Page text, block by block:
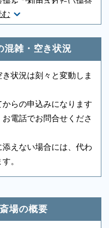
-
- 宗教者控室 -
- 貸布団
- 冷蔵庫
- 多目的トイレ
- エントランス
ため葬儀事業者を通じてご
です。
む
をご利用されたい場合
葬の段取りについてご
に手配いたします。
らず、まずはお電話く
る車両（寝台車）の手
）などについても、ご
混雑・空き状況
状況は刻々と変動しま
らの申込みになります
電話でお問合せくださ
えない場合には、代わ
。
場の概要